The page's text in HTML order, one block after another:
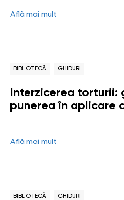
Află mai mult
BIBLIOTECĂ GHIDURI
Interzicerea torturii:
punerea în aplicare
Află mai mult
BIBLIOTECĂ GHIDURI